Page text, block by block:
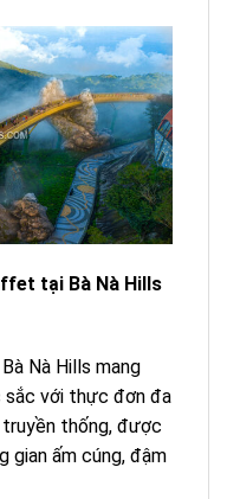
tại Bà Nà Hills
Nà Hills mang
với thực đơn đa
thống, được
gian ấm cúng, đậm